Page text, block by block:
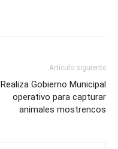
Artículo siguiente
Realiza Gobierno Municipal
operativo para capturar
animales mostrencos